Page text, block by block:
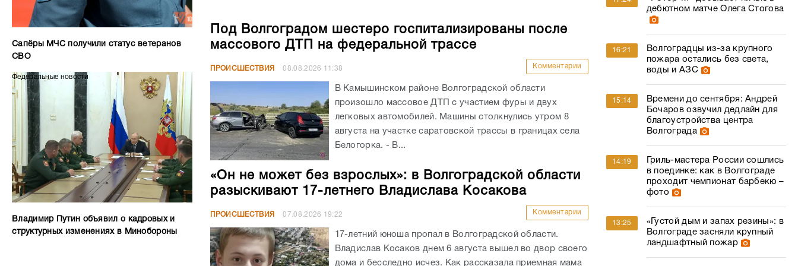
Владимир Путин объявил о кадровых и
структурных изменениях в Минобороны
произошло массовое ДТП с участием фуры и двух
легковых автомобилей. Машины столкнулись утром 8
августа на участке саратовской трассы в границах села
Белогорка. - В...
«Он не может без взрослых»: в Волгоградской области
разыскивают 17-летнего Владислава Косакова
ПРОИСШЕСТВИЯ 07.08.2026 19:22 Комментарии
Владислав Косаков днем 6 августа вышел во двор своего
дома и бесследно исчез. Как рассказала приемная мама
подростка, из-за ментальных особенностей молодой
человек плохо...
В Орловском пруду утонул 20-летний волгоградец
Времени до сентября: Андрей
Бочаров озвучил дедлайн для
благоустройства центра
Волгограда
Гриль-мастера России сошлись
в поединке: как в Волгограде
проходит чемпионат барбекю –
фото
«Густой дым и запах резины»: в
Волгограде засняли крупный
ландшафтный пожар
«Всё очень достойно»: Андрей
Бочаров оценил качество
благоустройства сквера им.
Говорухина
Андрей Бочаров вывел